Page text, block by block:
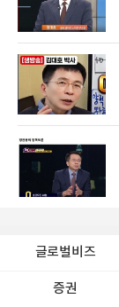
글로벌비즈
증권